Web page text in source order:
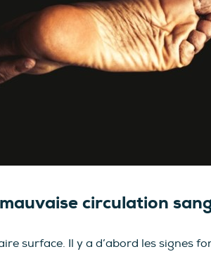
circulation
surface. Il y a d’abord les signes